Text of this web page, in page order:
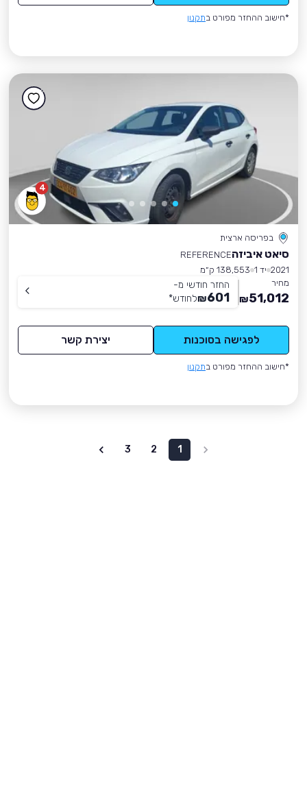
*חישוב ההחזר מפורט בתקנון
4
בפריסה ארצית
סיאט איביזהREFERENCE
2021 יד 1
138,553 ק״מ
מחיר
51,012
₪
החזר חודשי מ-
601
₪לחודש*
לפגישה בסוכנות יצירת קשר
*חישוב ההחזר מפורט בתקנון
1
2
3